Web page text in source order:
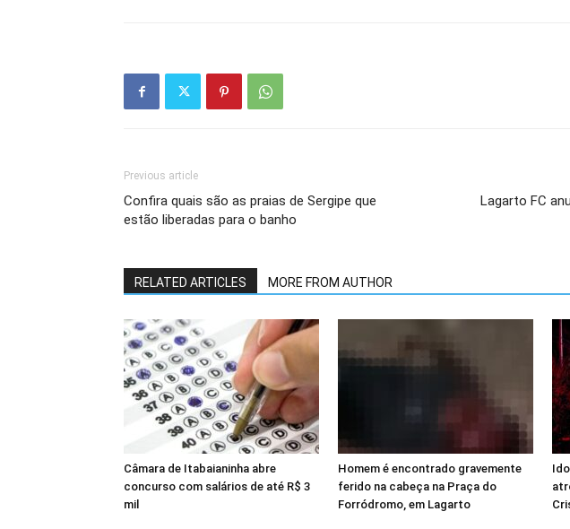
Previous article
Confira quais são as praias de Sergipe que
estão liberadas para o banho
Lagarto FC
RELATED ARTICLES MORE FROM AUTHOR
Câmara de Itabaianinha abre
concurso com salários de até R$ 3
mil
Homem é encontrado gravemente
ferido na cabeça na Praça do
Forródromo, em Lagarto